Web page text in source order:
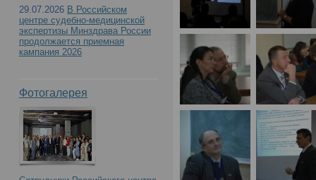
29.07.2026 В Российском
центре судебно-медицинской
экспертизы Минздрава России
продолжается приемная
кампания 2026
Фотогалерея